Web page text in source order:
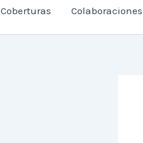
Coberturas Colaboraciones